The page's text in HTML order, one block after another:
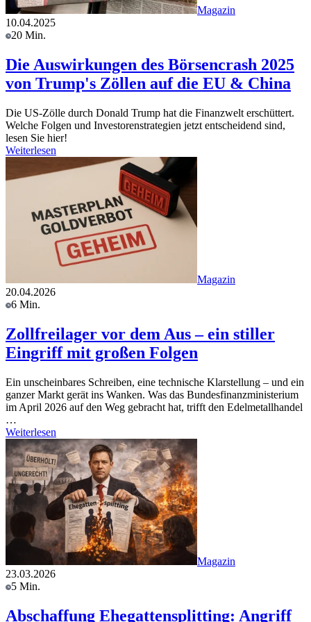
Magazin
10.04.2025
20 Min.
Die Auswirkungen des Börsencrash 2025
von Trump's Zöllen auf die EU & China
Die US-Zölle durch Donald Trump hat die Finanzwelt erschüttert.
Welche Folgen und Investorenstrategien jetzt entscheidend sind,
lesen Sie hier!
Weiterlesen
Magazin
20.04.2026
6 Min.
Zollfreilager vor dem Aus – ein stiller
Eingriff mit großen Folgen
Ein unscheinbares Schreiben, eine technische Klarstellung – und ein
ganzer Markt gerät ins Wanken. Was das Bundesfinanzministerium
im April 2026 auf den Weg gebracht hat, trifft den Edelmetallhandel
…
Weiterlesen
Magazin
23.03.2026
5 Min.
Abschaffung Ehegattensplitting: Angriff